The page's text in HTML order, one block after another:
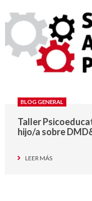
BLOG GENERAL
Taller
hijo/a sobre
LEER MÁS